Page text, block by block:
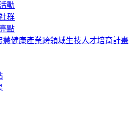
動
群
點
慧健康產業跨領域生技人才培育計畫